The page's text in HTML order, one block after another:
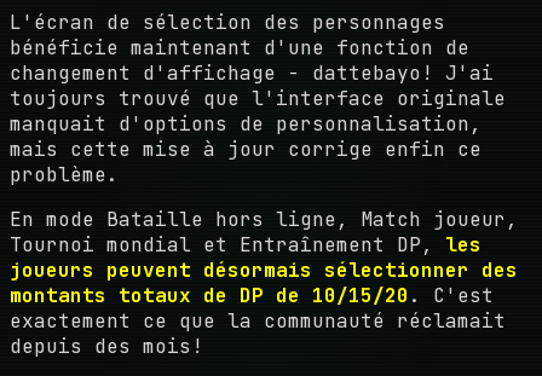
L'écran de sélection des personnages
bénéficie maintenant d'une fonction de
changement d'affichage - dattebayo! J'ai
toujours trouvé que l'interface originale
manquait d'options de personnalisation,
mais cette mise à jour corrige enfin ce
problème.
En mode Bataille hors ligne, Match joueur,
Tournoi mondial et Entraînement DP, les
joueurs peuvent désormais sélectionner des
montants totaux de DP de 10/15/20 . C'est
exactement ce que la communauté réclamait
depuis des mois!